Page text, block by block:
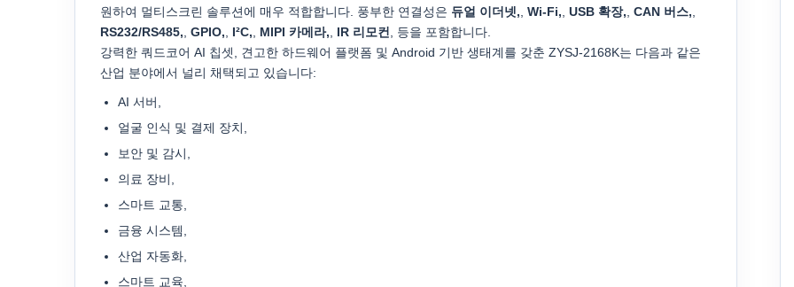
원하여 멀티스크린 솔루션에 매우 적합합니다. 풍부한 연결성은 듀얼 이더넷, Wi-Fi, USB 확장, CAN 버스,
RS232/RS485, GPIO, I²C, MIPI 카메라, IR 리모컨
, 등을 포함합니다.
강력한 쿼드코어 AI 칩셋, 견고한 하드웨어 플랫폼 및 Android 기반 생태계를 갖춘 ZYSJ-2168K는 다음과 같은
산업 분야에서 널리 채택되고 있습니다:
AI 서버,
얼굴 인식 및 결제 장치,
보안 및 감시,
의료 장비,
스마트 교통,
금융 시스템,
산업 자동화,
스마트 교육,